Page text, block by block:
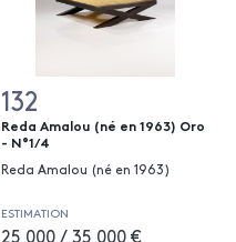
132
Reda Amalou (né en 1963) Oro
- N°1/4
Reda Amalou (né en 1963)
ESTIMATION
25 000 / 35 000 €